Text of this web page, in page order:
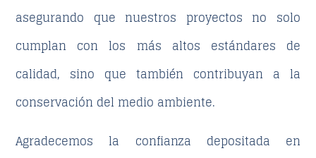
asegurando que nuestros proyectos no solo
cumplan con los más altos estándares de
calidad, sino que también contribuyan a la
conservación del medio ambiente.
Agradecemos la confianza depositada en